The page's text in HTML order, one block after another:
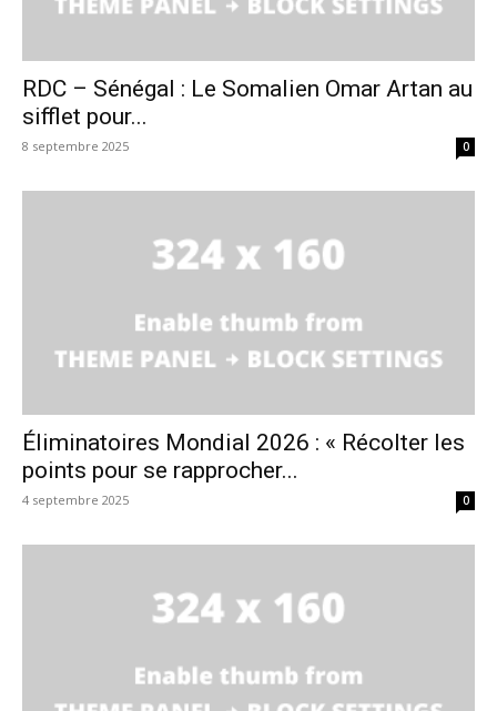
RDC – Sénégal : Le Somalien Omar Artan au
sifflet pour...
8 septembre 2025 0
Éliminatoires Mondial 2026 : « Récolter les
points pour se rapprocher...
4 septembre 2025 0